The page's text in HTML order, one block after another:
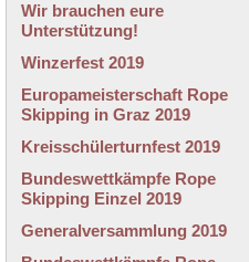
Wir brauchen eure
Unterstützung!
Winzerfest 2019
Europameisterschaft Rope
Skipping in Graz 2019
Kreisschülerturnfest 2019
Bundeswettkämpfe Rope
Skipping Einzel 2019
Generalversammlung 2019